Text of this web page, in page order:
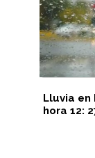
Lluvia en
hora 12: